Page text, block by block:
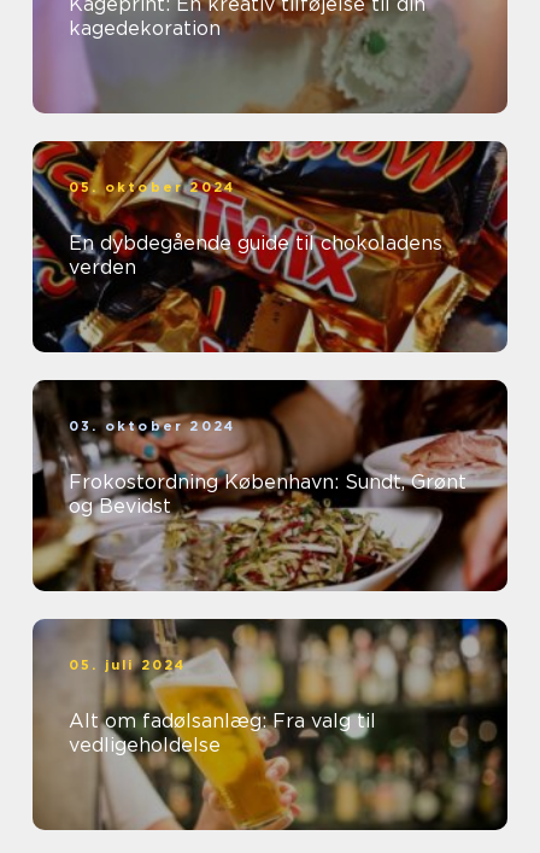
kagedekoration
05. oktober 2024
En dybdegående guide til chokoladens
verden
03. oktober 2024
Frokostordning København: Sundt, Grønt
og Bevidst
05. juli 2024
Alt om fadølsanlæg: Fra valg til
vedligeholdelse